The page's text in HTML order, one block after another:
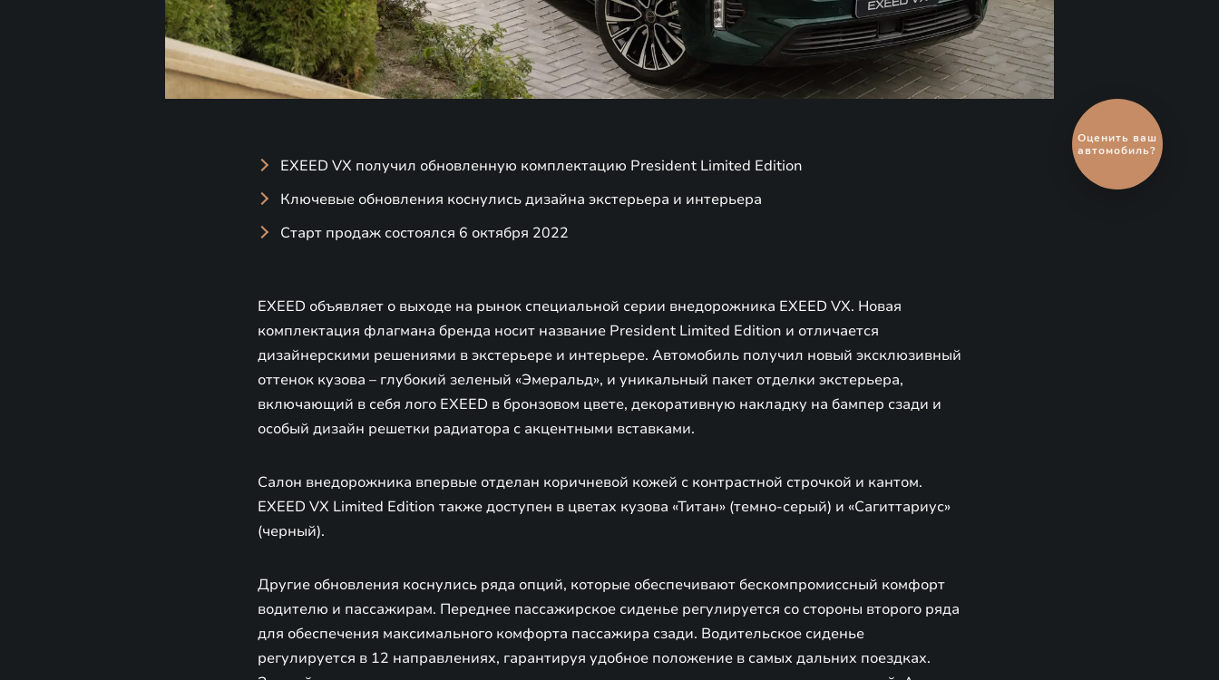
EXEED VX получил обновленную комплектацию President Limited Edition
Ключевые обновления коснулись дизайна экстерьера и интерьера
Старт продаж состоялся 6 октября 2022
EXEED объявляет о выходе на рынок специальной серии внедорожника EXEED VX. Новая
комплектация флагмана бренда носит название President Limited Edition и отличается
дизайнерскими решениями в экстерьере и интерьере. Автомобиль получил новый эксклюзивный
оттенок кузова – глубокий зеленый «Эмеральд», и уникальный пакет отделки экстерьера,
включающий в себя лого EXEED в бронзовом цвете, декоративную накладку на бампер сзади и
особый дизайн решетки радиатора с акцентными вставками.
Салон внедорожника впервые отделан коричневой кожей с контрастной строчкой и кантом.
EXEED VX Limited Edition также доступен в цветах кузова «Титан» (темно-серый) и «Сагиттариус»
(черный).
Другие обновления коснулись ряда опций, которые обеспечивают бескомпромиссный комфорт
водителю и пассажирам. Переднее пассажирское сиденье регулируется со стороны второго ряда
для обеспечения максимального комфорта пассажира сзади. Водительское сиденье
регулируется в 12 направлениях, гарантируя удобное положение в самых дальних поездках.
обмен
автомобиля